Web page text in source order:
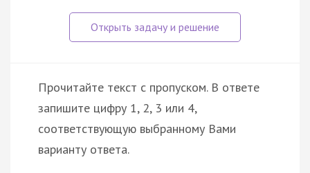
Прочитайте текст с пропуском. В ответе
запишите цифру 1, 2, 3 или 4,
соответствующую выбранному Вами
варианту ответа.